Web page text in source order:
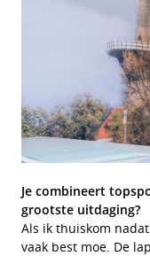
Je combineert
grootste uitdaging?
Als ik thuiskom
vaak best moe. De